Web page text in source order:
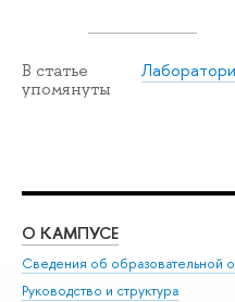
В статье
упомянуты
О КАМПУСЕ
Сведения об образовательной
Руководство и структура